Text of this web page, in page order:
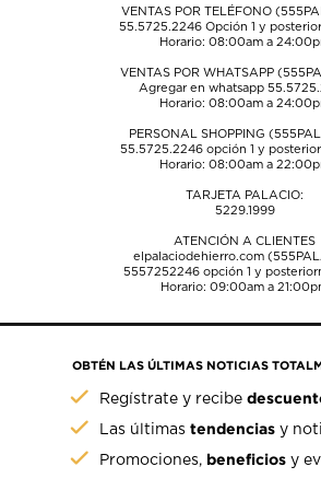
VENTAS POR TELÉFONO
55.5725.2246Opción 1 y
Horario: 08:00am a
VENTAS POR WHATSAPP
Agregar en whatsapp
Horario: 08:00am a
PERSONAL SHOPPING
55.5725.2246opción 1 y
Horario: 08:00am a
TARJETA PALACIO:
5229.1999
ATENCIÓN A CLIENTES
elpalaciodehierro.com
5557252246opción 1 y
Horario: 09:00am a
OBTÉN LAS ÚLTIMAS NOTICIAS
Regístrate y recibe
Las últimastendencias y
Promociones, beneficios y